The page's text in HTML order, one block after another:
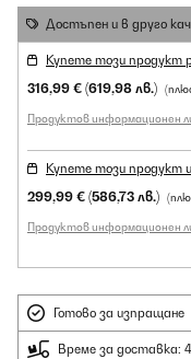
Достъпен и в друго
Купете този продукт
316,99 € (619,98 лв.)
Продуктов информационен
Купете този продукт
299,99 € (586,73 лв.)
Продуктов информационен
Готово за изпращане
Време за доставка: